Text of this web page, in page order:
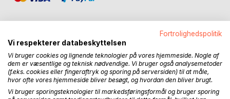
BESKRIVELSE
I denne lille bog stiller forfatteren sig selv den opgave at
finde ud af, hvad ragnarok betyder ifølge det store
Fortrolighedspolitik
Vi respekterer databeskyttelsen
Vi bruger cookies og lignende teknologier på vores hjemmeside. Nogle af
dem er væsentlige og teknisk nødvendige. Vi bruger også analysemetoder
(f.eks. cookies eller fingeraftryk og sporing på serversiden) til at måle,
hvor ofte vores hjemmeside bliver besøgt, og hvordan den bliver brugt.
Vi bruger sporingsteknologier til markedsføringsformål og bruger sporing